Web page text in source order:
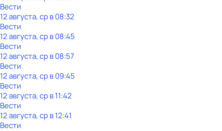
Вести
12 августа, ср в 08:32
Вести
12 августа, ср в 08:45
Вести
12 августа, ср в 08:57
Вести
12 августа, ср в 09:45
Вести
12 августа, ср в 11:42
Вести
12 августа, ср в 12:41
Вести